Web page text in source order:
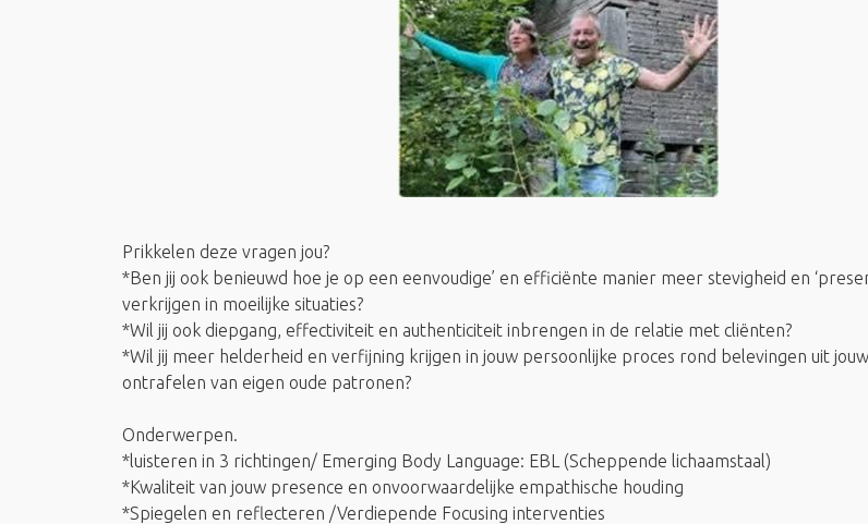
Prikkelen deze vragen jou?
*Ben jij ook benieuwd hoe je op een eenvoudige’ en efficiënte manier meer stevigheid en
verkrijgen in moeilijke situaties?
*Wil jij ook diepgang, effectiviteit en authenticiteit inbrengen in de relatie met cliënten?
*Wil jij meer helderheid en verfijning krijgen in jouw persoonlijke proces rond belevingen uit
ontrafelen van eigen oude patronen?
Onderwerpen.
*luisteren in 3 richtingen/ Emerging Body Language: EBL (Scheppende lichaamstaal)
*Kwaliteit van jouw presence en onvoorwaardelijke empathische houding
*Spiegelen en reflecteren /Verdiepende Focusing interventies